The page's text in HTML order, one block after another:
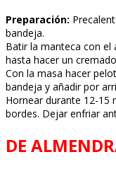
Preparación:
bandeja.
Batir la manteca con el
hasta hacer un
Con la masa hacer
bandeja y añadir por
Hornear durante 12-15
bordes. Dejar enfriar
DE